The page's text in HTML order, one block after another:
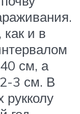
и в
см, а
3 см. В
рукколу